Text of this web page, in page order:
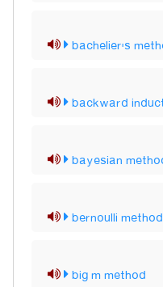
bachelier's
backward
bayesian
bernoulli method
big m method